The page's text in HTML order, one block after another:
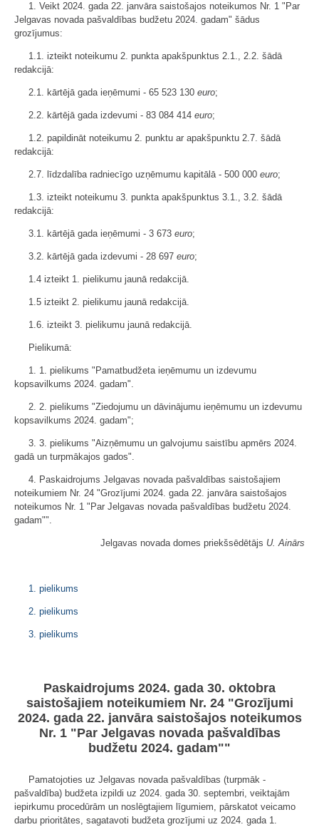
1. Veikt 2024. gada 22. janvāra saistošajos noteikumos Nr. 1 "Par
Jelgavas novada pašvaldības budžetu 2024. gadam" šādus
grozījumus:
1.1. izteikt noteikumu 2. punkta apakšpunktus 2.1., 2.2. šādā
redakcijā:
2.1. kārtējā gada ieņēmumi - 65 523 130 euro;
2.2. kārtējā gada izdevumi - 83 084 414 euro;
1.2. papildināt noteikumu 2. punktu ar apakšpunktu 2.7. šādā
redakcijā:
2.7. līdzdalība radniecīgo uzņēmumu kapitālā - 500 000 euro;
1.3. izteikt noteikumu 3. punkta apakšpunktus 3.1., 3.2. šādā
redakcijā:
3.1. kārtējā gada ieņēmumi - 3 673 euro;
3.2. kārtējā gada izdevumi - 28 697 euro;
1.4 izteikt 1. pielikumu jaunā redakcijā.
1.5 izteikt 2. pielikumu jaunā redakcijā.
1.6. izteikt 3. pielikumu jaunā redakcijā.
Pielikumā:
1. 1. pielikums "Pamatbudžeta ieņēmumu un izdevumu
kopsavilkums 2024. gadam".
2. 2. pielikums "Ziedojumu un dāvinājumu ieņēmumu un izdevumu
kopsavilkums 2024. gadam";
3. 3. pielikums "Aizņēmumu un galvojumu saistību apmērs 2024.
gadā un turpmākajos gados".
4. Paskaidrojums Jelgavas novada pašvaldības saistošajiem
noteikumiem Nr. 24 "Grozījumi 2024. gada 22. janvāra saistošajos
noteikumos Nr. 1 "Par Jelgavas novada pašvaldības budžetu 2024.
gadam"".
Jelgavas novada domes priekšsēdētājs U. Ainārs
1. pielikums
2. pielikums
3. pielikums
Paskaidrojums 2024. gada 30. oktobra
saistošajiem noteikumiem Nr. 24 "Grozījumi
2024. gada 22. janvāra saistošajos noteikumos
Nr. 1 "Par Jelgavas novada pašvaldības
budžetu 2024. gadam""
Pamatojoties uz Jelgavas novada pašvaldības (turpmāk -
pašvaldība) budžeta izpildi uz 2024. gada 30. septembri, veiktajām
iepirkumu procedūrām un noslēgtajiem līgumiem, pārskatot veicamo
darbu prioritātes, sagatavoti budžeta grozījumi uz 2024. gada 1.